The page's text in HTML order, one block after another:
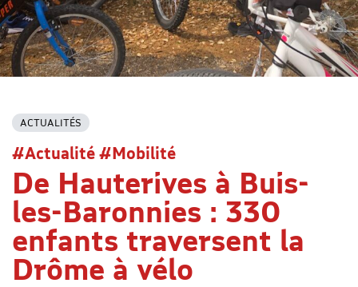
ACTUALITÉS
#Actualité #Mobilité
De Hauterives à Buis-
les-Baronnies : 330
enfants traversent la
Drôme à vélo